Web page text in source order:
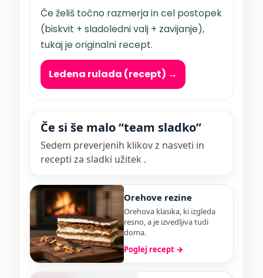
Če želiš točno razmerja in cel postopek
(biskvit + sladoledni valj + zavijanje),
tukaj je originalni recept.
Ledena rulada (recept) →
Če si še malo “team sladko”
Sedem preverjenih klikov z nasveti in
recepti za sladki užitek .
Orehove rezine
Orehova klasika, ki izgleda
resno, a je izvedljiva tudi
doma.
Poglej recept →